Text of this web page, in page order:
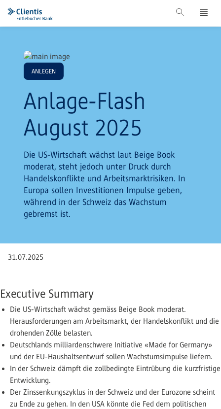
ANLEGEN
Anlage-Flash
August 2025
Die US-Wirtschaft wächst laut Beige Book
moderat, steht jedoch unter Druck durch
Handelskonflikte und Arbeitsmarktrisiken. In
Europa sollen Investitionen Impulse geben,
während in der Schweiz das Wachstum
gebremst ist.
31.07.2025
Executive Summary
Die US-Wirtschaft wächst gemäss Beige Book moderat.
Herausforderungen am Arbeitsmarkt, der Handelskonflikt und die
drohenden Zölle belasten.
Deutschlands milliardenschwere Initiative «Made for ­Germany»
und der EU-Haushaltsentwurf sollen Wachstums­impulse liefern.
In der Schweiz dämpft die zollbedingte Eintrübung die kurzfristige
Entwicklung.
Der Zinssenkungszyklus in der Schweiz und der Eurozone scheint
zu Ende zu gehen. In den USA könnte die Fed dem politischen